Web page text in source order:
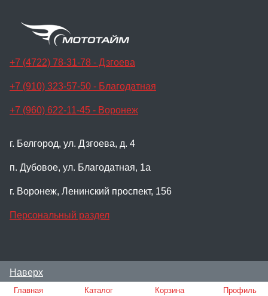
+7 (4722) 78-31-78 - Дзгоева
+7 (910) 323-57-50 - Благодатная
+7 (960) 622-11-45 - Воронеж
г. Белгород, ул. Дзгоева, д. 4
п. Дубовое, ул. Благодатная, 1а
г. Воронеж, Ленинский проспект, 156
Персональный раздел
Наверх
© Мотосалон Мото-Тайм, 2024
Главная Каталог Корзина Профиль